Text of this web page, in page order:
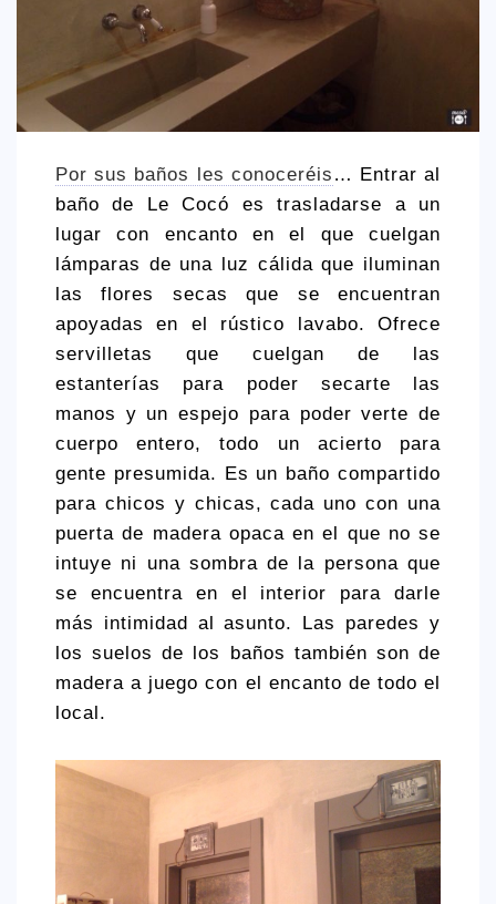
CREATIVA
FUSIÓN
INDIA
ITALIANA
LATINA
MEDITERRÁNEA
SALUDABLE
TAPAS
PRECIO
< 25 €
25 – 50 €
> 50 €
NUESTROS FAVORITOS
LIFESTYLE
BEAUTY
CONOCIENDO A …
EVENTOS POP UP
SELECCIONES MESADE2
Por sus baños les conoceréis … Entrar al
baño de Le Cocó es trasladarse a un
lugar con encanto en el que cuelgan
lámparas de una luz cálida que iluminan
las flores secas que se encuentran
apoyadas en el rústico lavabo. Ofrece
servilletas que cuelgan de las
estanterías para poder secarte las
manos y un espejo para poder verte de
cuerpo entero, todo un acierto para
gente presumida. Es un baño compartido
para chicos y chicas, cada uno con una
puerta de madera opaca en el que no se
intuye ni una sombra de la persona que
se encuentra en el interior para darle
más intimidad al asunto. Las paredes y
los suelos de los baños también son de
madera a juego con el encanto de todo el
local.